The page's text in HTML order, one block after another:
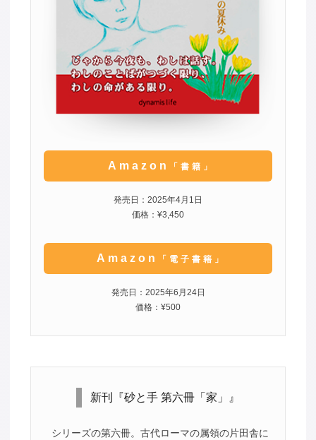
Amazon 「書籍」
発売日：2025年4月1日
価格：¥3,450
Amazon 「電子書籍」
発売日：2025年6月24日
価格：¥500
新刊『砂と手 第六冊「家」』
シリーズの第六冊。古代ローマの属領の片田舎に